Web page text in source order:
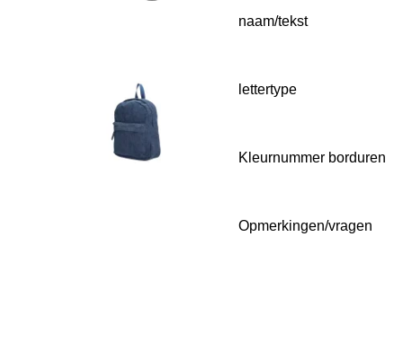
naam/tekst
lettertype
Kleurnummer borduren
Opmerkingen/vragen